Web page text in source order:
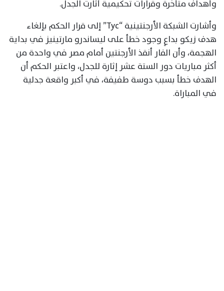
وأهداف متأخرة وقرارات تحكيمية أثارت الجدل.
وأشارت الشبكة الأرجنتينية “Tyc” إلى قرار الحكم بإلغاء
هدف زيكو بداعٍ وجود خطأ على ليساندرو مارتينيز في بداية
الهجمة، وأن الفار أنقذ الأرجنتين أمام مصر في واحدة من
أكثر مباريات دور الستة عشر إثارة للجدل، واعتبر الحكم أن
الهدف خطأ بسبب دوسة طفيفة، في أكبر واقعة جدلية
في المباراة.